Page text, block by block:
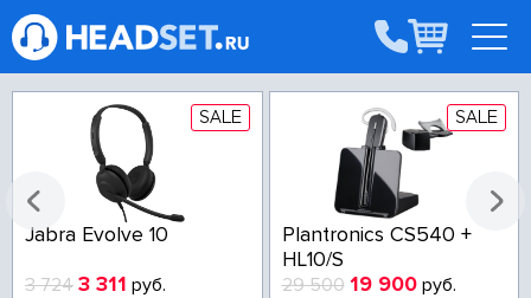
SALE
Jabra Evolve 10
3 724 3 311 руб.
SALE
Plantronics CS540 +
HL10/S
29 500 19 900руб.